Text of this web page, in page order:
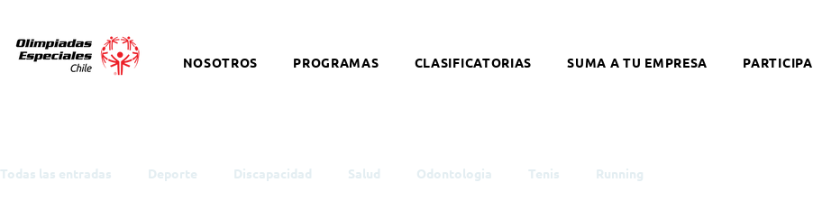
NOSOTROS PROGRAMAS CLASIFICATORIAS SUMA A TU EMPRESA PARTICIPA
Todas las entradas Deporte Discapacidad Salud Odontologia Tenis Running